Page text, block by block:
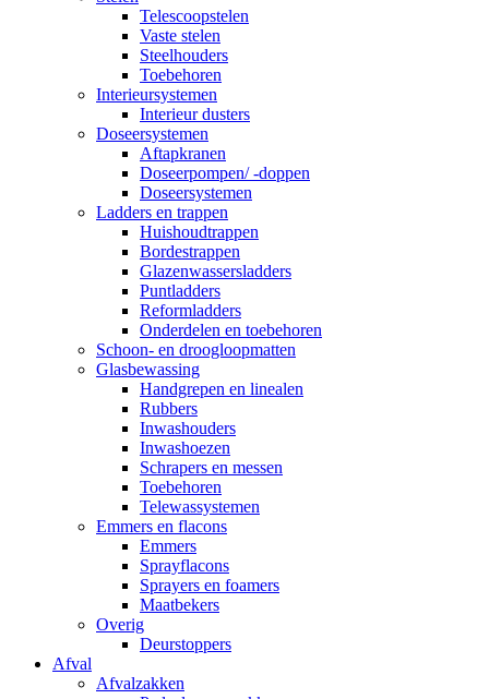
Telescoopstelen
Vaste stelen
Steelhouders
Toebehoren
Interieursystemen
Interieur dusters
Doseersystemen
Aftapkranen
Doseerpompen/ -doppen
Doseersystemen
Ladders en trappen
Huishoudtrappen
Bordestrappen
Glazenwassersladders
Puntladders
Reformladders
Onderdelen en toebehoren
Schoon- en droogloopmatten
Glasbewassing
Handgrepen en linealen
Rubbers
Inwashouders
Inwashoezen
Schrapers en messen
Toebehoren
Telewassystemen
Emmers en flacons
Emmers
Sprayflacons
Sprayers en foamers
Maatbekers
Overig
Deurstoppers
Afval
Afvalzakken